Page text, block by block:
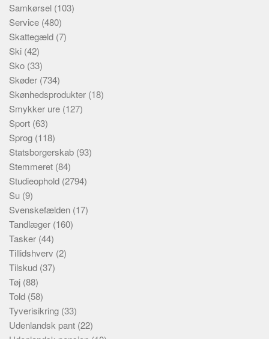
Samkørsel (103)
Service (480)
Skattegæld (7)
Ski (42)
Sko (33)
Skøder (734)
Skønhedsprodukter (18)
Smykker ure (127)
Sport (63)
Sprog (118)
Statsborgerskab (93)
Stemmeret (84)
Studieophold (2794)
Su (9)
Svenskefælden (17)
Tandlæger (160)
Tasker (44)
Tillidshverv (2)
Tilskud (37)
Tøj (88)
Told (58)
Tyverisikring (33)
Udenlandsk pant (22)